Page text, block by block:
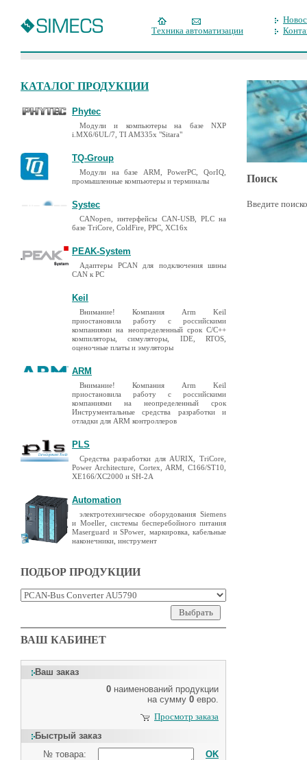
Техника автоматизации
КАТАЛОГ ПРОДУКЦИИ
Phytec
Модули и компьютеры на базе NXP
i.MX6/6UL/7, TI AM335x "Sitara"
TQ-Group
Модули на базе ARM, PowerPC, QorIQ,
промышленные компьютеры и терминалы
Systec
CANopen, интерфейсы CAN-USB, PLC на
базе TriCore, ColdFire, PPC, XC16x
PEAK-System
Адаптеры PCAN для подключения шины
CAN к PC
Keil
Внимание! Компания Arm Keil
приостановила работу с российскими
компаниями на неопределенный срок C/C++
компиляторы, симуляторы, IDE, RTOS,
оценочные платы и эмуляторы
ARM
Внимание! Компания Arm Keil
приостановила работу с российскими
компаниями на неопределенный срок
Инструментальные средства разработки и
отладки для ARM контроллеров
PLS
Средства разработки для AURIX, TriCore,
Power Architecture, Cortex, ARM, C166/ST10,
XE166/XC2000 и SH-2A
Automation
электротехническое оборудования Siemens
и Moeller, системы бесперебойного питания
Maserguard и SPower, маркировка, кабельные
наконечники, инструмент
ПОДБОР ПРОДУКЦИИ
ВАШ КАБИНЕТ
Ваш заказ
0 наименований продукции
на сумму 0 евро.
Просмотр заказа
Быстрый заказ
№ товара:
OK
Поиск
Введите